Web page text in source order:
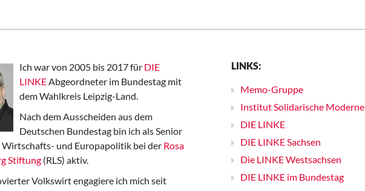
Ich war von 2005 bis 2017 für DIE
LINKEAbgeordneter im Bundestag mit
dem Wahlkreis Leipzig-Land.
Nach dem Ausscheiden aus dem
Deutschen Bundestag bin ich als Senior
Wirtschafts- und Europapolitik bei der Rosa
Stiftung (RLS) aktiv.
Volkswirt engagiere ich mich seit
LINKS:
Memo-Gruppe
Institut Solidarische Moderne
DIE LINKE
DIE LINKE Sachsen
Die LINKE Westsachsen
DIE LINKE im Bundestag